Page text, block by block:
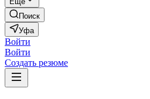
Поиск
Уфа
Войти
Войти
Создать резюме